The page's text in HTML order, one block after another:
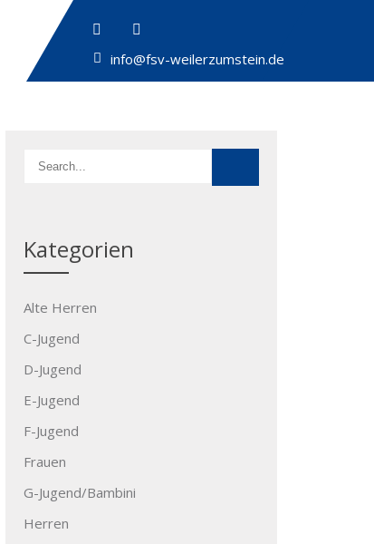
info@fsv-weilerzumstein.de
Kategorien
Alte Herren
C-Jugend
D-Jugend
E-Jugend
F-Jugend
Frauen
G-Jugend/Bambini
Herren